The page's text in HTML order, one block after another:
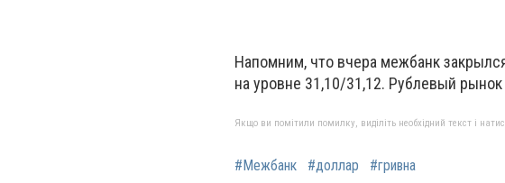
Напомним, что вчера межбанк
на уровне 31,10/31,12. Рублевый
Якщо ви помітили помилку, виділіть необхідний текст і
#Межбанк #доллар #гривна